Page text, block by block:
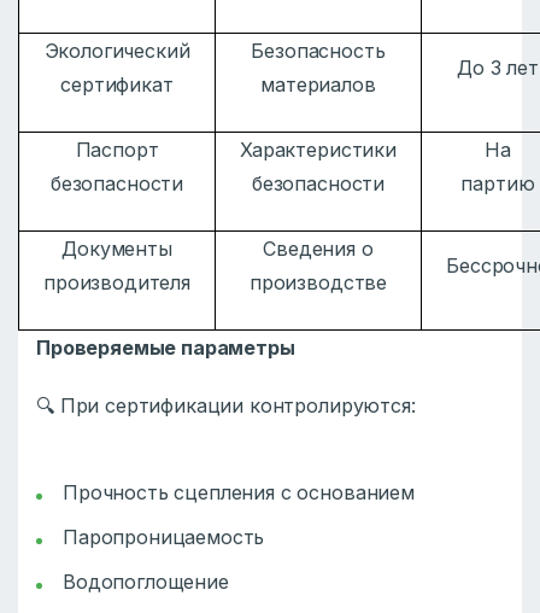
Экологический
сертификат
Безопасность
материалов
До 3 лет
Паспорт
безопасности
Характеристики
безопасности
На
партию
Документы
производителя
Сведения о
производстве
Проверяемые параметры
🔍 При сертификации контролируются:
Прочность сцепления с основанием
Паропроницаемость
Водопоглощение